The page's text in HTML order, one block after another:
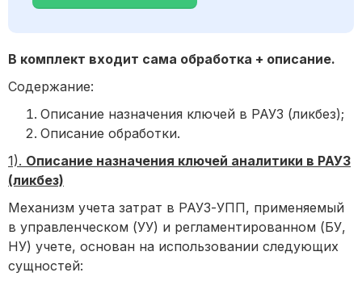
В комплект входит сама обработка + описание.
Содержание:
Описание назначения ключей в РАУЗ (ликбез);
Описание обработки.
1). Описание назначения ключей аналитики в РАУЗ
(ликбез)
Механизм учета затрат в РАУЗ-УПП, применяемый
в управленческом (УУ) и регламентированном (БУ,
НУ) учете, основан на использовании следующих
сущностей: